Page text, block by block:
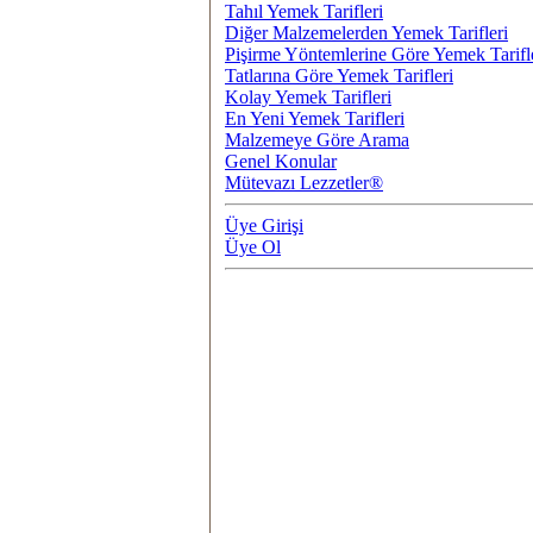
Tahıl Yemek Tarifleri
Diğer Malzemelerden Yemek Tarifleri
Pişirme Yöntemlerine Göre Yemek
Tatlarına Göre Yemek Tarifleri
Kolay Yemek Tarifleri
En Yeni Yemek Tarifleri
Malzemeye Göre Arama
Genel Konular
Mütevazı Lezzetler®
Üye Girişi
Üye Ol